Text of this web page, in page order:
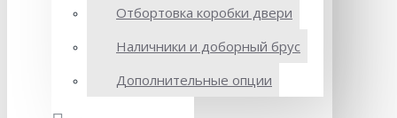
Отбортовка коробки двери
Наличники и доборный брус
Дополнительные опции